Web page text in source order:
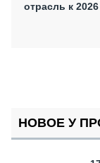
отрасль к
НОВОЕ У